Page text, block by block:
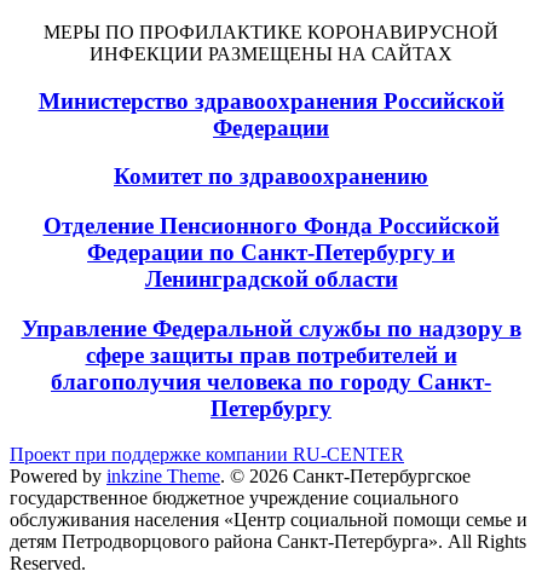
МЕРЫ ПО ПРОФИЛАКТИКЕ КОРОНАВИРУСНОЙ
ИНФЕКЦИИ РАЗМЕЩЕНЫ НА САЙТАХ
Министерство здравоохранения Российской
Федерации
Комитет по здравоохранению
Отделение Пенсионного Фонда Российской
Федерации по Санкт-Петербургу и
Ленинградской области
Управление Федеральной службы по надзору в
сфере защиты прав потребителей и
благополучия человека по городу Санкт-
Петербургу
Проект при поддержке компании RU-CENTER
Powered by inkzine Theme. © 2026 Санкт-Петербургское
государственное бюджетное учреждение социального
обслуживания населения «Центр социальной помощи семье и
детям Петродворцового района Санкт-Петербурга». All Rights
Reserved.